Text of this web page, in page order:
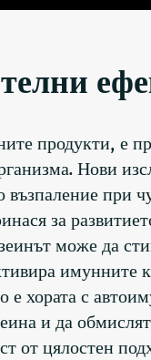
продукти, е
Нови
при
за
може да
имунните
хората с
и да
от цялостен